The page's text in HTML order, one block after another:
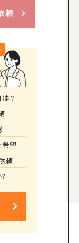
頼
？
希望
頼